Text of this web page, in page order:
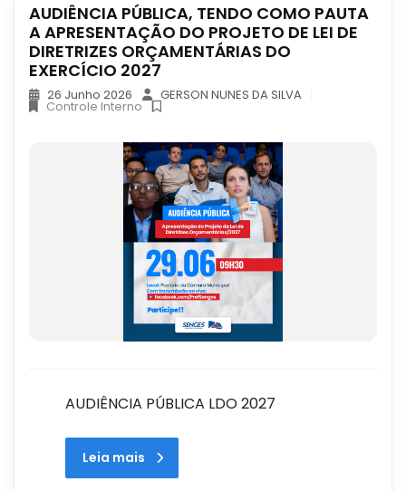
AUDIÊNCIA PÚBLICA, TENDO COMO PAUTA
A APRESENTAÇÃO DO PROJETO DE LEI DE
DIRETRIZES ORÇAMENTÁRIAS DO
EXERCÍCIO 2027
26 Junho 2026 GERSON NUNES DA SILVA
Controle Interno
AUDIÊNCIA PÚBLICA LDO 2027
Leia mais